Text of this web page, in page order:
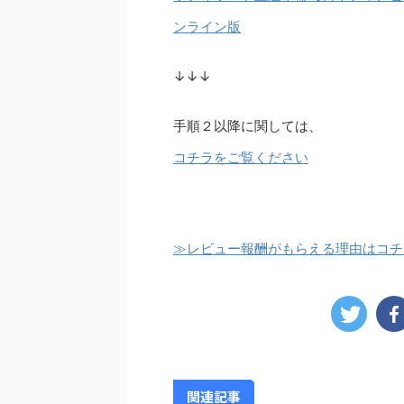
ンライン版
↓↓↓
手順２以降に関しては、
コチラをご覧ください
≫レビュー報酬がもらえる理由はコ
関連記事